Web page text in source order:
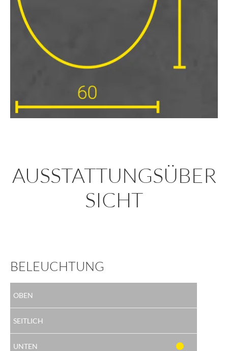
AUSSTATTUNGSÜBER
SICHT
BELEUCHTUNG